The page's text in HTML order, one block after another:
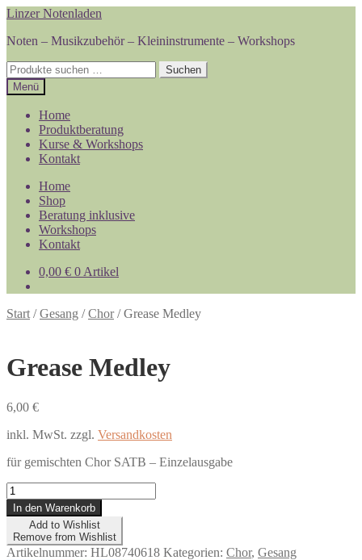
Zur
springen
Zum
springen
Linzer Notenladen
Noten – Musikzubehör – Kleininstrumente – Workshops
Suchen
nach:
Suchen
Menü
Home
Produktberatung
Kurse & Workshops
Kontakt
Home
Shop
Beratung inklusive
Workshops
Kontakt
0,00 € 0 Artikel
Start /Gesang /Chor/Grease Medley
Grease Medley
6,00 €
inkl. MwSt. zzgl. Versandkosten
für gemischten Chor SATB – Einzelausgabe
Grease
Medley
Menge
In den Warenkorb
Add to Wishlist
Remove from Wishlist
Artikelnummer: HL08740618 Kategorien: Chor, Gesang